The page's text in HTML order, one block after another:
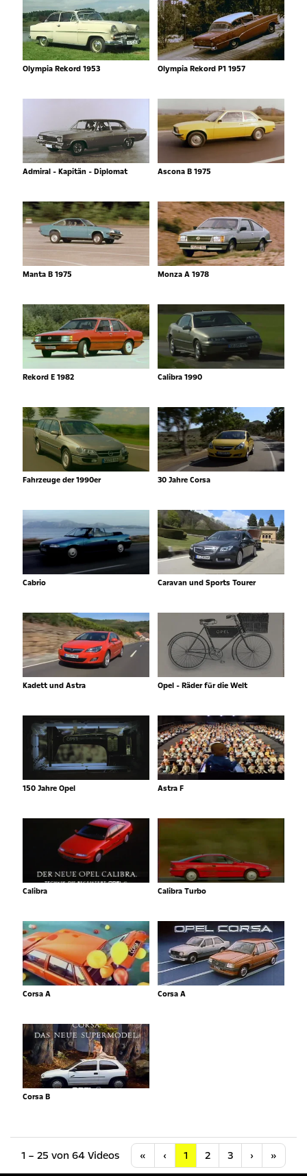
Olympia Rekord 1953 Olympia Rekord P1 1957
Admiral - Kapitän - Diplomat Ascona B 1975
Manta B 1975 Monza A 1978
Rekord E 1982 Calibra 1990
Fahrzeuge der 1990er 30 Jahre Corsa
Cabrio Caravan und Sports Tourer
Kadett und Astra Opel - Räder für die Welt
150 Jahre Opel Astra F
Calibra Calibra Turbo
Corsa A Corsa A
Corsa B
1 – 25 von 64 Videos « Anfang
‹ Vorherige
1 2 3 ›Nächste
»